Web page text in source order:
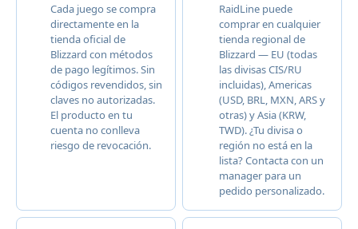
Cada juego se compra
directamente en la
tienda oficial de
Blizzard con métodos
de pago legítimos. Sin
códigos revendidos, sin
claves no autorizadas.
El producto en tu
cuenta no conlleva
riesgo de revocación.
RaidLine puede
comprar en cualquier
tienda regional de
Blizzard — EU (todas
las divisas CIS/RU
incluidas), Americas
(USD, BRL, MXN, ARS y
otras) y Asia (KRW,
TWD). ¿Tu divisa o
región no está en la
lista? Contacta con un
manager para un
pedido personalizado.